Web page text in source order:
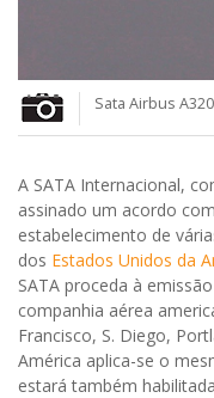
Sata Airbus
A SATA Internacional,
assinado um acordo
estabelecimento de
dos Estados Unidos da
SATA proceda à
companhia aérea
Francisco, S. Diego,
América aplica-se o
estará também